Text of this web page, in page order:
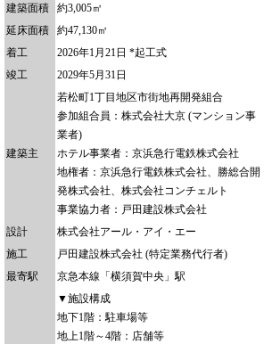
建築面積
約3,005㎡
延床面積
約47,130㎡
着工
2026年1月21日 *起工式
竣工
2029年5月31日
建築主
若松町1丁目地区市街地再開発組合
参加組合員：株式会社大京 (マンション事
業者)
ホテル事業者：京浜急行電鉄株式会社
地権者：京浜急行電鉄株式会社、勝総合開
発株式会社、株式会社コンチェルト
事業協力者：戸田建設株式会社
設計
株式会社アール・アイ・エー
施工
戸田建設株式会社 (特定業務代行者)
最寄駅
京急本線「横須賀中央」駅
▼施設構成
地下1階：駐車場等
地上1階～4階：店舗等